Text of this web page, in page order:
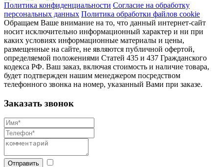
Политика конфиденциальности Согласие на обработку
персональных данных Политика обработки файлов cookie
Обращаем Ваше внимание на то, что данный интернет-сайт
носит исключительно информационный характер и ни при
каких условиях информационные материалы и цены,
размещенные на сайте, не являются публичной офертой,
определяемой положениями Статей 435 и 437 Гражданского
кодекса РФ. Ваш заказ, включая стоимость и наличие товара,
будет подтвержден нашим менеджером посредством
телефонного звонка на номер, указанный Вами при заказе.
Заказать звонок
Отправить